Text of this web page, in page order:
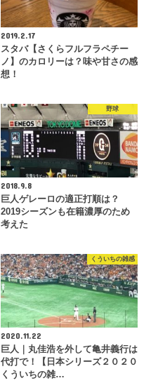
2019.2.17
スタバ【さくらフルフラペチー
ノ】のカロリーは？味や甘さの感
想！
野球
2018.9.8
巨人ゲレーロの適正打順は？
2019シーズンも在籍濃厚のため
考えた
くういちの雑感
2020.11.22
巨人｜丸佳浩を外して亀井義行は
代打で！【日本シリーズ２０２０
くういちの雑…